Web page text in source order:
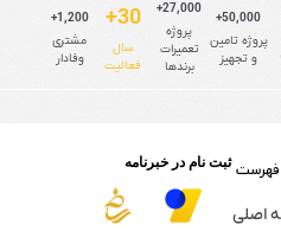
50,000+
پروژه تامین
و تجهیز
27,000+
پروژه
تعمیرات
برندها
30+
سال
فعالیت
1,200+
مشتری
وفادار
فهرست
اصلی
ثبت نام در خبرنامه